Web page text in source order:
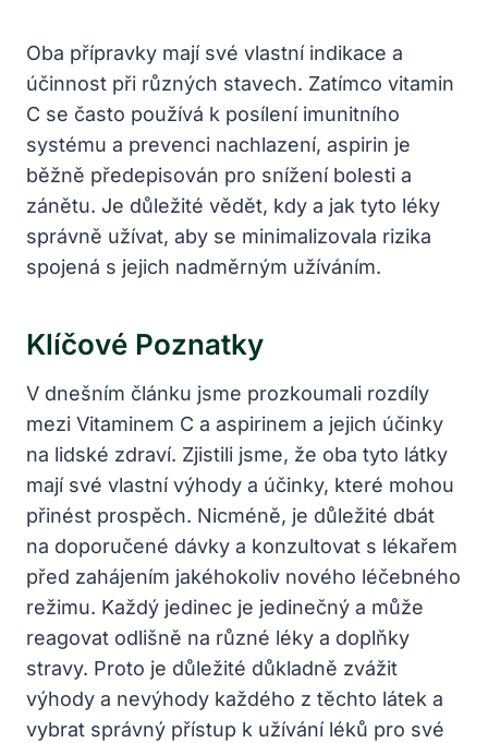
Oba přípravky mají své vlastní indikace a
účinnost při různých stavech. Zatímco vitamin
C se často používá k posílení imunitního
systému a prevenci nachlazení, aspirin je
běžně předepisován pro snížení bolesti a
zánětu. Je důležité vědět, kdy a jak tyto léky
správně užívat, aby se minimalizovala rizika
spojená s jejich nadměrným užíváním.
Klíčové Poznatky
V dnešním článku jsme prozkoumali rozdíly
mezi Vitaminem C a aspirinem a jejich účinky
na lidské zdraví. Zjistili jsme, že oba tyto látky
mají své vlastní výhody a účinky, které mohou
přinést prospěch. Nicméně, je důležité dbát
na doporučené dávky a konzultovat s lékařem
před zahájením jakéhokoliv nového léčebného
režimu. Každý jedinec je jedinečný a může
reagovat odlišně na různé léky a doplňky
stravy. Proto je důležité důkladně zvážit
výhody a nevýhody každého z těchto látek a
vybrat správný přístup k užívání léků pro své